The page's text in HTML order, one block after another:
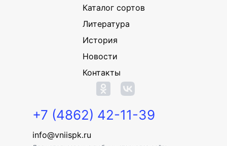
Каталог сортов
Литература
История
Новости
Контакты
+7 (4862) 42-11-39
info@vniispk.ru